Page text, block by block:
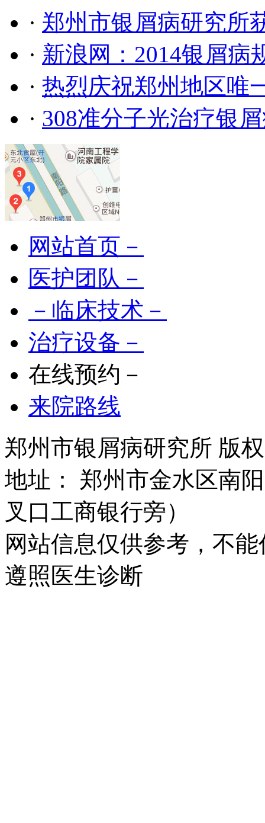
· 郑州市银屑病研究所
· 新浪网：2014银屑病
· 热烈庆祝郑州地区唯
· 308准分子光治疗银
网站首页－
医护团队－
－临床技术－
治疗设备－
在线预约－
来院路线
郑州市银屑病研究所 版
地址： 郑州市金水区南
叉口工商银行旁）
网站信息仅供参考，不
遵照医生诊断